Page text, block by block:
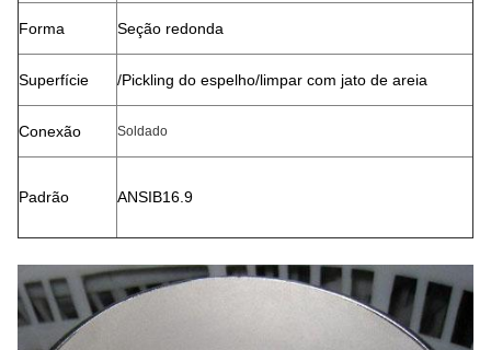
Forma Seção redonda
Superfície /Pickling do espelho/limpar com jato de areia
Conexão Soldado
Padrão ANSIB16.9